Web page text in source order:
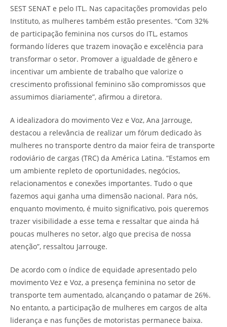
SEST SENAT e pelo ITL. Nas capacitações promovidas pelo
Instituto, as mulheres também estão presentes. “Com 32%
de participação feminina nos cursos do ITL, estamos
formando líderes que trazem inovação e excelência para
transformar o setor. Promover a igualdade de gênero e
incentivar um ambiente de trabalho que valorize o
crescimento profissional feminino são compromissos que
assumimos diariamente”, afirmou a diretora.
A idealizadora do movimento Vez e Voz, Ana Jarrouge,
destacou a relevância de realizar um fórum dedicado às
mulheres no transporte dentro da maior feira de transporte
rodoviário de cargas (TRC) da América Latina. “Estamos em
um ambiente repleto de oportunidades, negócios,
relacionamentos e conexões importantes. Tudo o que
fazemos aqui ganha uma dimensão nacional. Para nós,
enquanto movimento, é muito significativo, pois queremos
trazer visibilidade a esse tema e ressaltar que ainda há
poucas mulheres no setor, algo que precisa de nossa
atenção”, ressaltou Jarrouge.
De acordo com o índice de equidade apresentado pelo
movimento Vez e Voz, a presença feminina no setor de
transporte tem aumentado, alcançando o patamar de 26%.
No entanto, a participação de mulheres em cargos de alta
liderança e nas funções de motoristas permanece baixa.